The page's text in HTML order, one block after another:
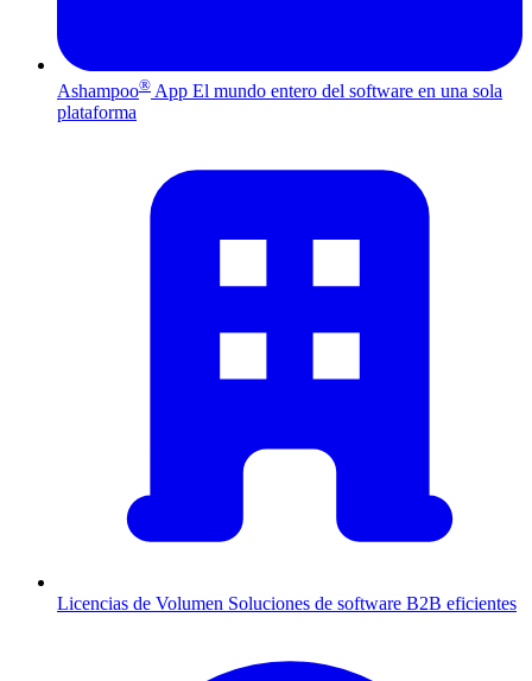
Ashampoo® App El mundo entero del software en una sola
plataforma
Licencias de Volumen Soluciones de software B2B eficientes